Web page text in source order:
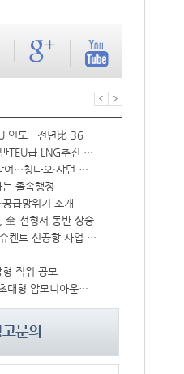
올해 상반기 신조 컨선 70만TEU 인도…전년比 36% 감소
대만 양밍해운, 한화오션에 1.3만TEU급 LNG추진 컨선 6척 발주
시노트란스, 中-인도서안항로 참여…칭다오·샤먼 직항
졸속행정
급망위기 소개
선형서 동반 상승
인천공항공사, 6.9조 우즈벡 타슈켄트 신공항 사업 참여
직위 공모
덴마크 머스크, HD현대삼호서 초대형 암모니아운반선 인도받아